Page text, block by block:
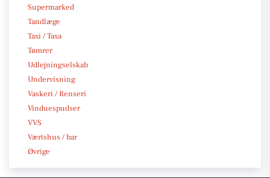
Supermarked
Tandlæge
Taxi / Taxa
Tømrer
Udlejningselskab
Undervisning
Vaskeri / Renseri
Vinduespudser
VVS
Værtshus / bar
Øvrige